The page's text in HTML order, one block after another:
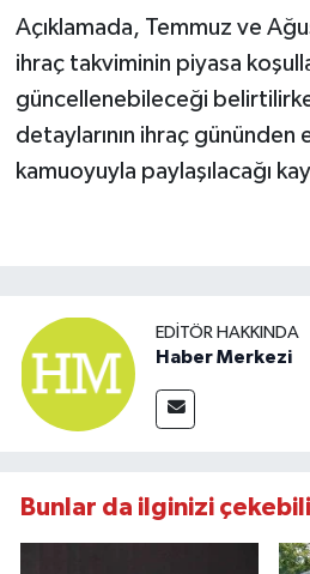
Açıklamada, Temmuz ve
ihraç takviminin piyasa
güncellenebileceği
detaylarının ihraç gününden
kamuoyuyla paylaşılacağı
EDITÖR HAKKINDA
Haber Merkezi
Bunlar da ilginizi